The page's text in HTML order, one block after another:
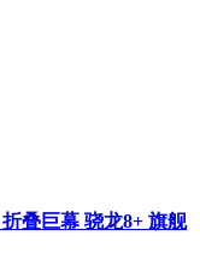
叠巨幕 骁龙8+ 旗舰